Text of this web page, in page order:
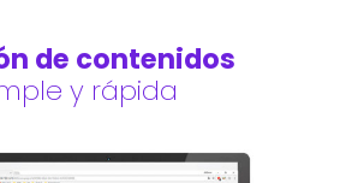
de contenidos
y rápida